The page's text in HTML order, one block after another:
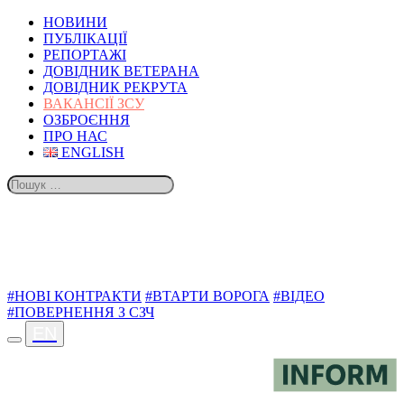
НОВИНИ
ПУБЛІКАЦІЇ
РЕПОРТАЖІ
ДОВІДНИК ВЕТЕРАНА
ДОВІДНИК РЕКРУТА
ВАКАНСІЇ ЗСУ
ОЗБРОЄННЯ
ПРО НАС
ENGLISH
#НОВІ КОНТРАКТИ #ВТАРТИ ВОРОГА #ВІДЕО
#ПОВЕРНЕННЯ З СЗЧ